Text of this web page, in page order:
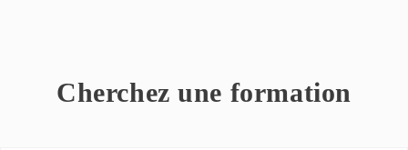
Cherchez une formation